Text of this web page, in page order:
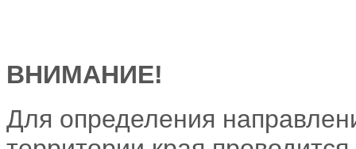
ВНИМАНИЕ!
Для определения